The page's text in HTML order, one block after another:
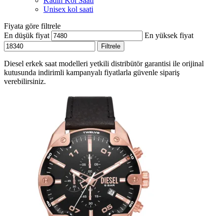
Unisex kol saati
Fiyata göre filtrele
En düşük fiyat
En yüksek fiyat
Filtrele
Diesel erkek saat modelleri yetkili distribütör garantisi ile orijinal
kutusunda indirimli kampanyalı fiyatlarla güvenle sipariş
verebilirsiniz.